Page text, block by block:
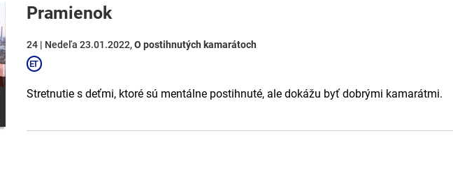
Pramienok
24 | Nedeľa 23.01.2022,O postihnutých kamarátoch
Stretnutie s deťmi, ktoré sú mentálne postihnuté, ale dokážu byť dobrými kamarátmi.